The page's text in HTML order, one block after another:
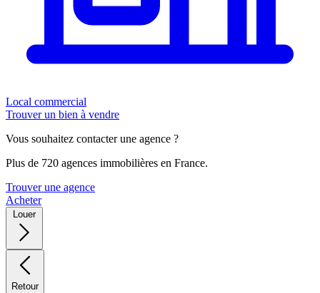
Local commercial
Trouver un bien à vendre
Vous souhaitez contacter une agence ?
Plus de 720 agences immobilières en France.
Trouver une agence
Acheter
Louer
Retour